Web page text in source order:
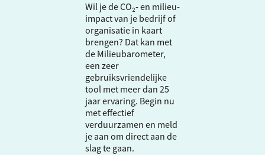
Wil je de CO₂- en milieu-
impact van je bedrijf of
organisatie in kaart
brengen? Dat kan met
de Milieubarometer,
een zeer
gebruiksvriendelijke
tool met meer dan 25
jaar ervaring. Begin nu
met effectief
verduurzamen en meld
je aan om direct aan de
slag te gaan.